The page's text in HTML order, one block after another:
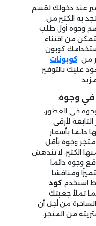
عند دخولك لقسم
به الكثير من
وجوه أول طلب
من اقتناء
كوبون
من كوبونات
عليك بالتوفير
في وجوه:
في العطور،
لأرقى
دائما بأسعار
وجوه بأقل
الكثير، لا تندهش
وجوه دائما
ومنافسًا
استخدم كود
تملأ جعبتك
الساحرة من أجل أن
من المتجر.